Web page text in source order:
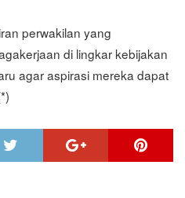
perwakilan yang
di lingkar kebijakan
agar aspirasi mereka dapat